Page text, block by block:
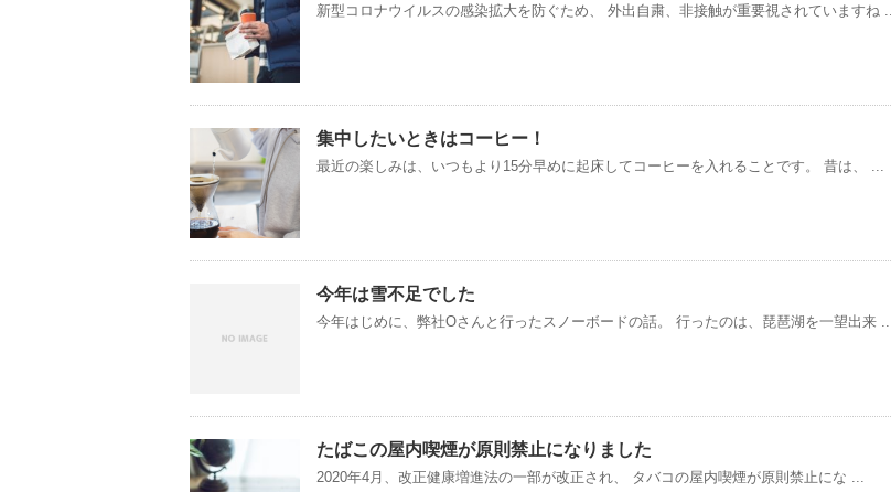
新型コロナウイルスの感染拡大を防ぐため、 外出自粛、非接触が重要視されていますね ...
集中したいときはコーヒー！
最近の楽しみは、いつもより15分早めに起床してコーヒーを入れることです。 昔は、 ...
今年は雪不足でした
今年はじめに、弊社Oさんと行ったスノーボードの話。 行ったのは、琵琶湖を一望出来 ...
たばこの屋内喫煙が原則禁止になりました
2020年4月、改正健康増進法の一部が改正され、 タバコの屋内喫煙が原則禁止にな ...